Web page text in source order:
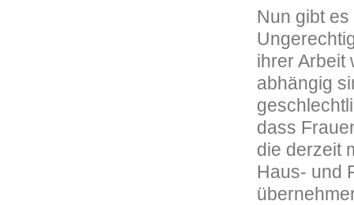
Nun gibt
ihrer Arbeit
abhängig
dass
die derzeit
Haus- und